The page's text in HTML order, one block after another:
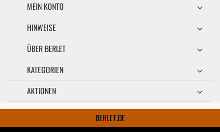
MEIN KONTO
HINWEISE
ÜBER BERLET
KATEGORIEN
AKTIONEN
BERLET.DE